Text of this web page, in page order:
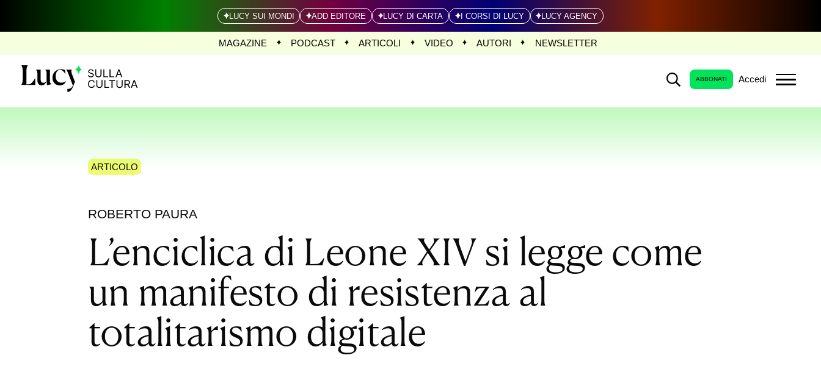
LUCY SUI MONDI ADD EDITORE LUCY DI CARTA I CORSI DI LUCY LUCY AGENCY
MAGAZINE PODCAST ARTICOLI VIDEO AUTORI NEWSLETTER
ABBONATI Accedi
ARTICOLO
ROBERTO PAURA
L’enciclica di Leone XIV si legge come
un manifesto di resistenza al
totalitarismo digitale